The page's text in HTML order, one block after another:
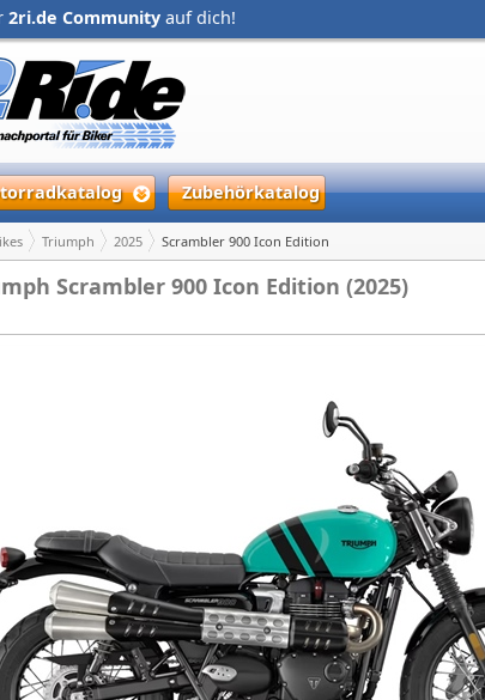
2ri.de Community auf dich!
Zubehörkatalog
Triumph 2025 Scrambler 900 Icon Edition
Scrambler 900 Icon Edition (2025)